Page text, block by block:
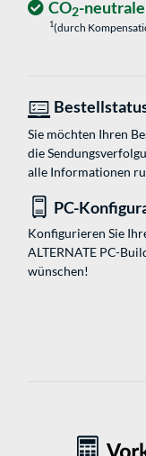
CO2-
1(durch
Sie möchten Ihren
die
alle Informationen
PC-
Konfigurieren Sie
ALTERNATE PC-
wünschen!